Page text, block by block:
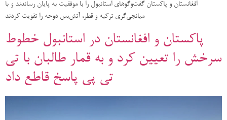
افغانستان و پاکستان گفت‌وگوهای استانبول را با موفقیت به پایان رساندند و با
میانجی‌گری ترکیه و قطر، آتش‌بس دوحه را تقویت کردند
پاکستان و افغانستان در استانبول خطوط
سرخش را تعیین کرد و به قمار طالبان با تی
تی پی پاسخ قاطع داد